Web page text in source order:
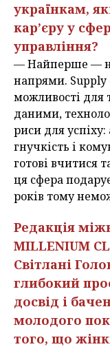
українкам,
кар’єру у
управління?
— Найперше — не
напрями. Supply
можливості для
даними,
риси для
гнучкість і
готові вчитися
ця сфера
років тому
Редакція
MILLENIUM
Світлані
глибокий
досвід і
молодого
того, що